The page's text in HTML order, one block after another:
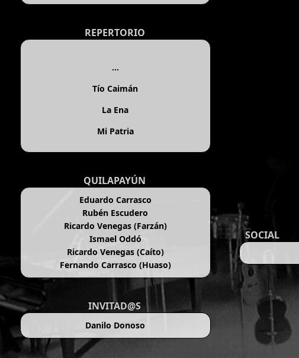
REPERTORIO
...
Tío Caimán
La Ena
Mi Patria
QUILAPAYÚN
Eduardo Carrasco
Rubén Escudero
Ricardo Venegas (Farzán)
Ismael Oddó
Ricardo Venegas (Caíto)
Fernando Carrasco (Huaso)
INVITAD@S
Danilo Donoso
SOCIAL